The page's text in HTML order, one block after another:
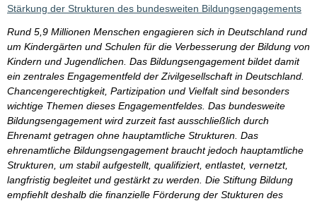
Stärkung der Strukturen des bundesweiten Bildungsengagements
Rund 5,9 Millionen Menschen engagieren sich in Deutschland rund
um Kindergärten und Schulen für die Verbesserung der Bildung von
Kindern und Jugendlichen. Das Bildungsengagement bildet damit
ein zentrales Engagementfeld der Zivilgesellschaft in Deutschland.
Chancengerechtigkeit, Partizipation und Vielfalt sind besonders
wichtige Themen dieses Engagementfeldes. Das bundesweite
Bildungsengagement wird zurzeit fast ausschließlich durch
Ehrenamt getragen ohne hauptamtliche Strukturen. Das
ehrenamtliche Bildungsengagement braucht jedoch hauptamtliche
Strukturen, um stabil aufgestellt, qualifiziert, entlastet, vernetzt,
langfristig begleitet und gestärkt zu werden. Die Stiftung Bildung
empfiehlt deshalb die finanzielle Förderung der Stukturen des